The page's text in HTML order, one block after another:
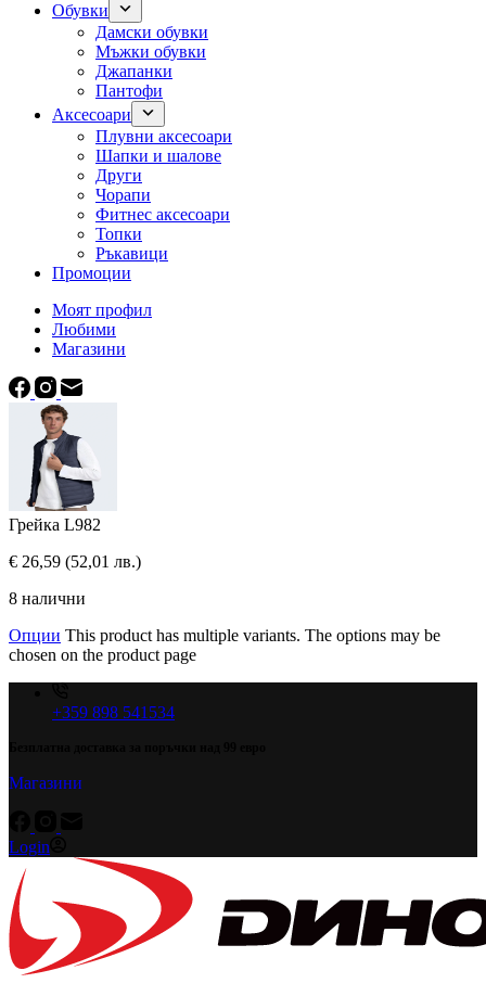
Обувки
Дамски обувки
Мъжки обувки
Джапанки
Пантофи
Аксесоари
Плувни аксесоари
Шапки и шалове
Други
Чорапи
Фитнес аксесоари
Топки
Ръкавици
Промоции
Моят профил
Любими
Магазини
Грейка L982
€ 26,59 (52,01 лв.)
8 налични
Опции This product has multiple variants. The options may be
chosen on the product page
+359 898 541534
Магазини
Login